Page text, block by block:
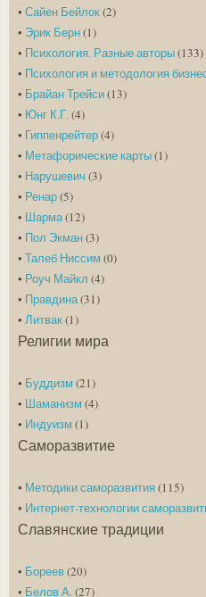
• Сайен Бейлок(2)
• Эрик Берн(1)
• Психология. Разные авторы(133)
• Психология и методология
• Брайан Трейси(13)
• Юнг К.Г. (4)
• Гиппенрейтер(4)
• Метафорические карты(1)
• Нарушевич (3)
• Ренар(5)
• Шарма(12)
• Пол Экман(3)
• Талеб Ниссим (0)
• Роуч Майкл (4)
• Правдина(31)
• Литвак(1)
Религии мира
• Буддизм (21)
• Шаманизм (4)
• Индуизм (1)
Саморазвитие
• Методики саморазвития(115)
• Интернет-технологии
Славянские традиции
• Бореев(20)
• Белов А. (27)